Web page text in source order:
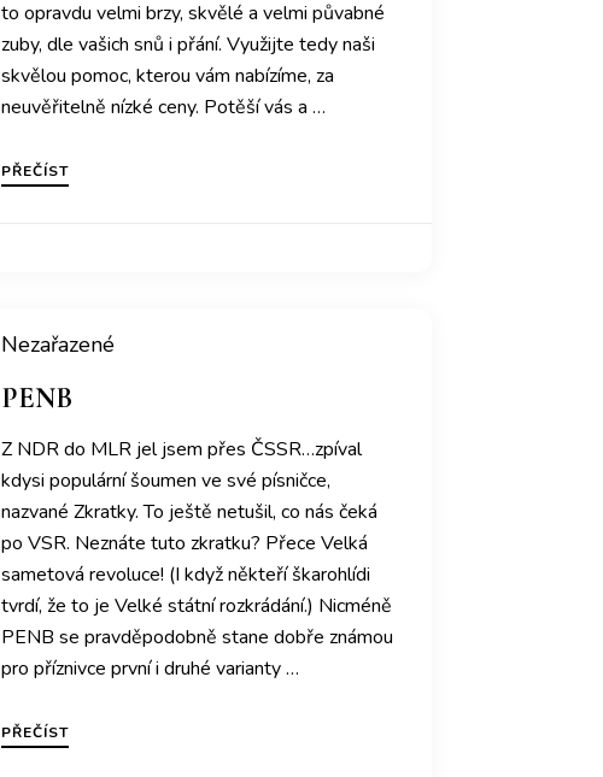
to opravdu velmi brzy, skvělé a velmi půvabné
zuby, dle vašich snů i přání. Využijte tedy naši
skvělou pomoc, kterou vám nabízíme, za
neuvěřitelně nízké ceny. Potěší vás a …
PŘEČÍST
Nezařazené
PENB
Z NDR do MLR jel jsem přes ČSSR…zpíval
kdysi populární šoumen ve své písničce,
nazvané Zkratky. To ještě netušil, co nás čeká
po VSR. Neznáte tuto zkratku? Přece Velká
sametová revoluce! (I když někteří škarohlídi
tvrdí, že to je Velké státní rozkrádání.) Nicméně
PENB se pravděpodobně stane dobře známou
pro příznivce první i druhé varianty …
PŘEČÍST